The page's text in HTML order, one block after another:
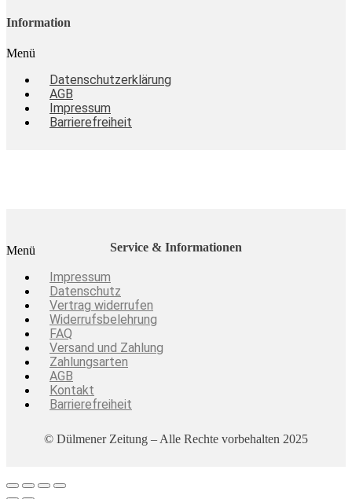
Information
Menü
Datenschutzerklärung
AGB
Impressum
Barrierefreiheit
Service & Informationen
Menü
Impressum
Datenschutz
Vertrag widerrufen
Widerrufsbelehrung
FAQ
Versand und Zahlung
Zahlungsarten
AGB
Kontakt
Barrierefreiheit
© Dülmener Zeitung – Alle Rechte vorbehalten 2025